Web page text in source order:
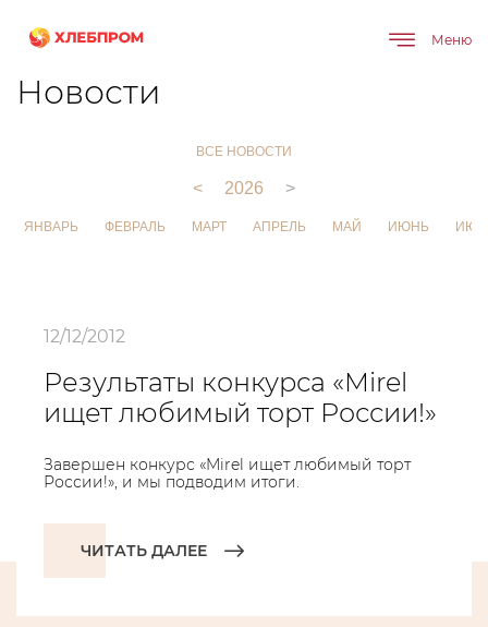
Меню
Главная О компании
Новости
ВСЕ НОВОСТИ
< 2026 >
ЯНВАРЬ ФЕВРАЛЬ МАРТ АПРЕЛЬ МАЙ ИЮНЬ
12/12/2012
Результаты конкурса «Mirel
ищет любимый торт России!»
Завершен конкурс «Mirel ищет любимый торт
России!», и мы подводим итоги.
ЧИТАТЬ ДАЛЕЕ